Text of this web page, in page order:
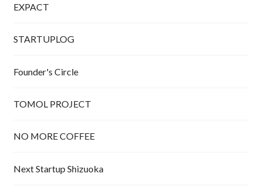
EXPACT
STARTUPLOG
Founder's Circle
TOMOL PROJECT
NO MORE COFFEE
Next Startup Shizuoka